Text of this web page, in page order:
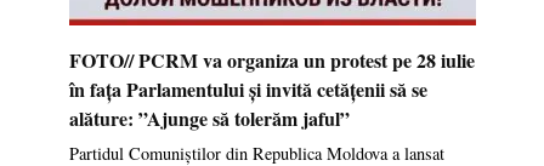
FOTO// PCRM va organiza un protest pe 28 iulie
în fața Parlamentului și invită cetățenii să se
alăture: ”Ajunge să tolerăm jaful”
Partidul Comuniștilor din Republica Moldova a lansat